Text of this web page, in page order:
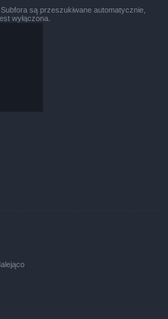
są przeszukiwane automatycznie,
wyłączona.